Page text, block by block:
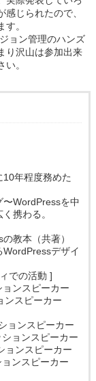
じられたので、
。
ョン管理のハンズ
り沢山は参加出来
。
年程度務めた
WordPressを中
携わる。
教本（共著）
WordPressデザイ
での活動 ]
ンスピーカー
ンスピーカー
ョンスピーカー
ョンスピーカー
ョンスピーカー
ンスピーカー